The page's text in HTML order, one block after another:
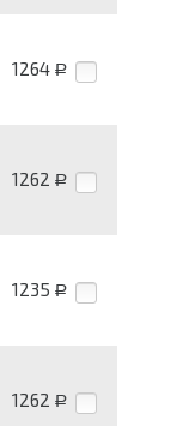
1264 Р
1262 Р
1235 Р
1262 Р